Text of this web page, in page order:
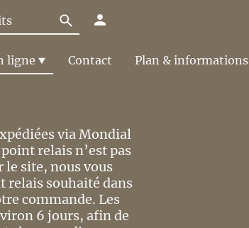
ligne Contact Plan & informations
via Mondial
relais n’est pas
site, nous vous
relais souhaité dans
commande. Les
6 jours, afin de